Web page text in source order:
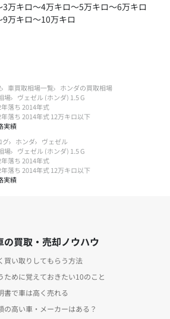
3万キロ～4万キロ～5万キロ～6万キロ
9万キロ～10万キロ
車買取相場一覧
ホンダの買取相場
場
ヴェゼル (ホンダ) 1.5 G
落ち 2014年式
落ち 2014年式 12万キロ以下
実績
グ ホンダ
ヴェゼル
場
ヴェゼル (ホンダ) 1.5 G
落ち 2014年式
落ち 2014年式 12万キロ以下
実績
買取・売却ノウハウ
買い取りしてもらう方法
ために覚えておきたい10のこと
書で車は高く売れる
の高い車・メーカーはある？